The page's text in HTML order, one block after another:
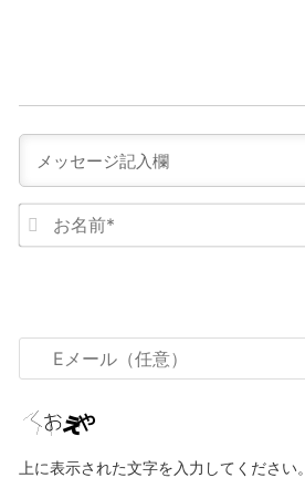
メ
ル上に表示された文字を入力してください。